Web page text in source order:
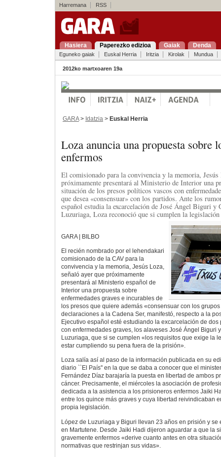
Harremana RSS
Hasiera Paperezko edizioa Gaiak Denda
Eguneko gaiak Euskal Herria Iritzia Kirolak Mundua
2012ko martxoaren 19a
GARA> Idatzia > Euskal Herria
Loza anuncia una propuesta sobre
enfermos
El comisionado para la convivencia y la memoria, Jesús
próximamente presentará al Ministerio de Interior una
situación de los presos políticos vascos con
que desea «consensuar» con los partidos. Ante los
español estudia la excarcelación de José Ángel Biguri y
Luzuriaga, Loza reconoció que si cumplen la
GARA | BILBO
El recién nombrado por el lehendakari
comisionado de la CAV para la
convivencia y la memoria, Jesús Loza,
señaló ayer que próximamente
presentará al Ministerio español de
Interior una propuesta sobre
enfermedades graves e incurables de
los presos que quiere además «consensuar con los
declaraciones a la Cadena Ser, manifestó, respecto a la
Ejecutivo español esté estudiando la excarcelación de dos
con enfermedades graves, los alaveses José Ángel Biguri
Luzuriaga, que si se cumplen «los requisitos que exige la
estar cumpliendo su pena fuera de la prisión».
Loza salía así al paso de la información publicada en su
diario ``El País'' en la que se daba a conocer que el
Fernández Díaz barajaría la puesta en libertad de ambos
cáncer. Precisamente, el miércoles la asociación de
dedicada a la asistencia a los prisioneros enfermos Jaiki
entre los quince más graves y cuya libertad reivindicaban
propia legislación.
López de Luzuriaga y Biguri llevan 23 años en prisión y se
en Martutene. Desde Jaiki Hadi dijeron aguardar a que la
gravemente enfermos «derive cuanto antes en otra
normativas que restrinjan sus vidas».